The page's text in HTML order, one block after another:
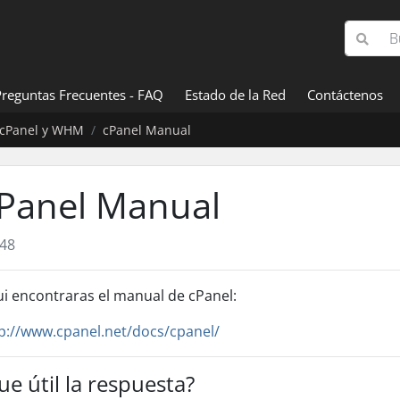
Frecuentes - FAQ Estado de la Red Contáctenos
cPanel y WHM cPanel Manual
Manual
48
encontraras el manual de cPanel:
www.cpanel.net/docs/cpanel/
útil la respuesta?